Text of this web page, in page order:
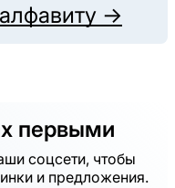
→
первыми
соцсети, чтобы
и предложения.